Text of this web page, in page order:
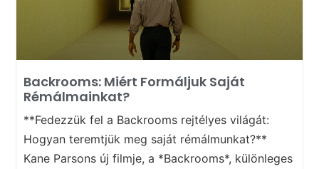
Backrooms: Miért Formáljuk Saját
Rémálmainkat?
**Fedezzük fel a Backrooms rejtélyes világát:
Hogyan teremtjük meg saját rémálmunkat?**
Kane Parsons új filmje, a *Backrooms*, különleges